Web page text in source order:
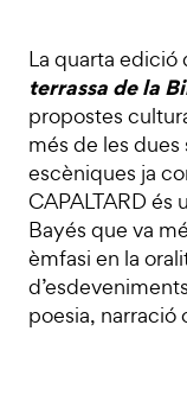
La quarta edició
terrassa de la
propostes
més de les dues
escèniques ja
CAPALTARD és
Bayés que va
èmfasi en la
poesia, narració